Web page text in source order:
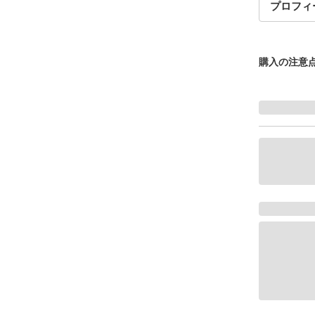
プロフ
購入の注意